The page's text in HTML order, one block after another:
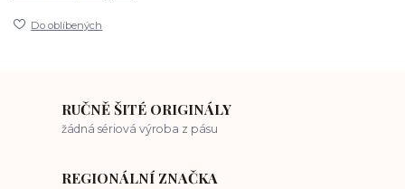
Do oblíbených
RUČNĚ ŠITÉ ORIGINÁLY
žádná sériová výroba z pásu
REGIONÁLNÍ ZNAČKA